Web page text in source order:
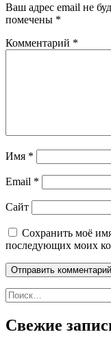
Ваш адрес email не
помечены *
Комментарий *
Имя *
Email *
Сайт
Сохранить моё
последующих моих
Найти:
Свежие